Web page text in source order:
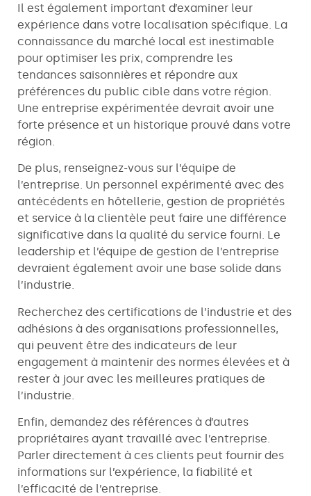
Il est également important d’examiner leur
expérience dans votre localisation spécifique. La
connaissance du marché local est inestimable
pour optimiser les prix, comprendre les
tendances saisonnières et répondre aux
préférences du public cible dans votre région.
Une entreprise expérimentée devrait avoir une
forte présence et un historique prouvé dans votre
région.
De plus, renseignez-vous sur l’équipe de
l’entreprise. Un personnel expérimenté avec des
antécédents en hôtellerie, gestion de propriétés
et service à la clientèle peut faire une différence
significative dans la qualité du service fourni. Le
leadership et l’équipe de gestion de l’entreprise
devraient également avoir une base solide dans
l’industrie.
Recherchez des certifications de l’industrie et des
adhésions à des organisations professionnelles,
qui peuvent être des indicateurs de leur
engagement à maintenir des normes élevées et à
rester à jour avec les meilleures pratiques de
l’industrie.
Enfin, demandez des références à d’autres
propriétaires ayant travaillé avec l’entreprise.
Parler directement à ces clients peut fournir des
informations sur l’expérience, la fiabilité et
l’efficacité de l’entreprise.